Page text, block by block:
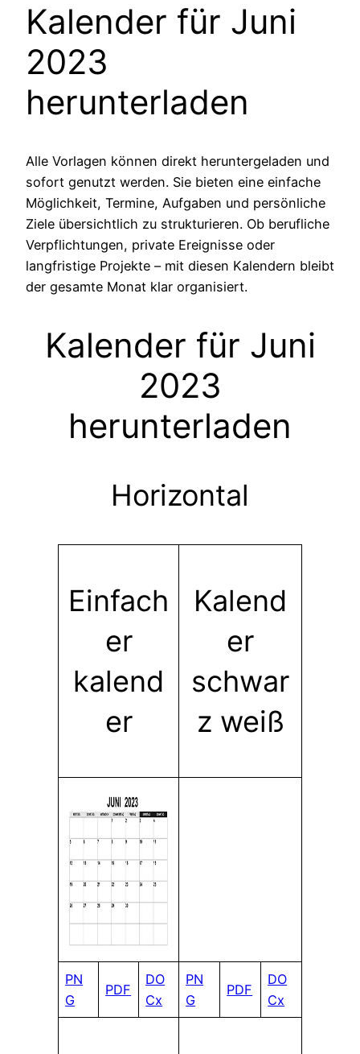
Kalender für Juni
2023
herunterladen
Alle Vorlagen können direkt heruntergeladen und
sofort genutzt werden. Sie bieten eine einfache
Möglichkeit, Termine, Aufgaben und persönliche
Ziele übersichtlich zu strukturieren. Ob berufliche
Verpflichtungen, private Ereignisse oder
langfristige Projekte – mit diesen Kalendern bleibt
der gesamte Monat klar organisiert.
Kalender für Juni
2023
herunterladen
Horizontal
Einfach
er
kalend
er
Kalend
er
schwar
z weiß
PN
G
PDF
DO
Cx
PN
G
PDF
DO
Cx